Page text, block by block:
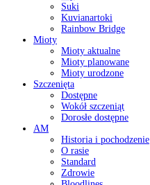
Suki
Kuvianartoki
Rainbow Bridge
Mioty
Mioty aktualne
Mioty planowane
Mioty urodzone
Szczenięta
Dostępne
Wokół szczeniąt
Dorosłe dostępne
AM
Historia i pochodzenie
O rasie
Standard
Zdrowie